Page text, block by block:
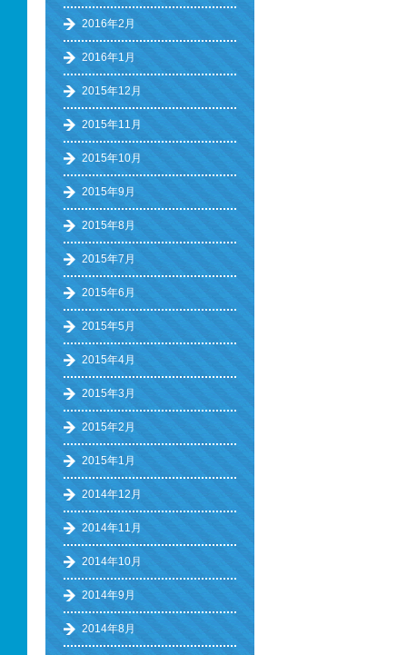
2016年2月
2016年1月
2015年12月
2015年11月
2015年10月
2015年9月
2015年8月
2015年7月
2015年6月
2015年5月
2015年4月
2015年3月
2015年2月
2015年1月
2014年12月
2014年11月
2014年10月
2014年9月
2014年8月